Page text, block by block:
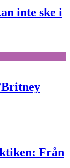
inte ske i
Från